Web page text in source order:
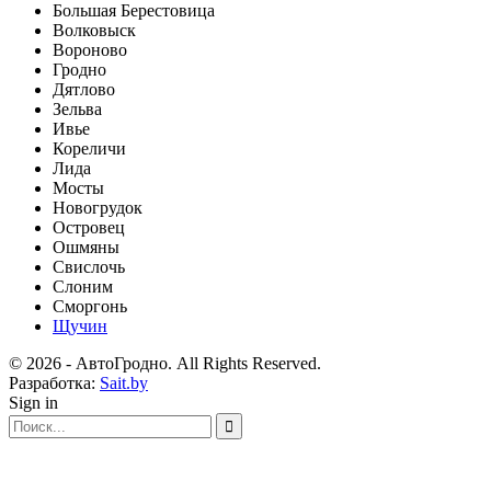
Большая Берестовица
Волковыск
Вороново
Гродно
Дятлово
Зельва
Ивье
Кореличи
Лида
Мосты
Новогрудок
Островец
Ошмяны
Свислочь
Слоним
Сморгонь
Щучин
© 2026 - АвтоГродно. All Rights Reserved.
Разработка: Sait.by
Sign in